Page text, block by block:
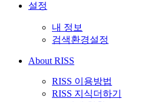
설정
내 정보
검색환경설정
About RISS
RISS 이용방법
RISS 지식더하기